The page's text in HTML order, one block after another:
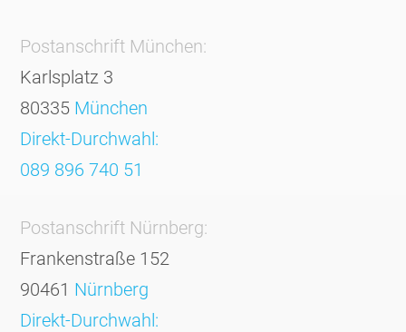
Postanschrift München:
Karlsplatz 3
80335 München
Direkt-Durchwahl:
089 896 740 51
Postanschrift Nürnberg:
Frankenstraße 152
90461 Nürnberg
Direkt-Durchwahl: